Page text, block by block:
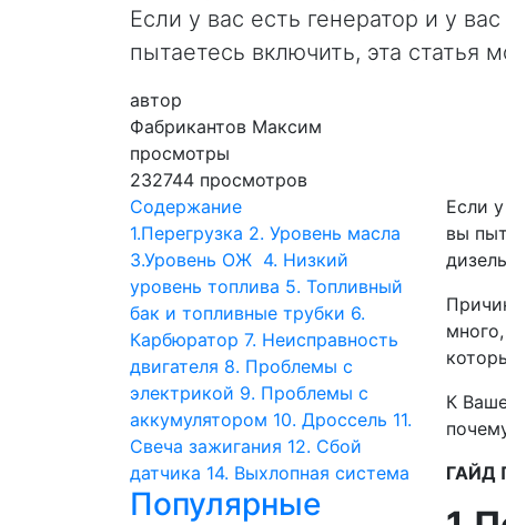
Если у вас есть генератор и у
пытаетесь включить, эта статья
автор
Фабрикантов Максим
просмотры
232744 просмотров
Содержание
1.Перегрузка 2. Уровень масла
3.Уровень ОЖ 4. Низкий
уровень топлива 5. Топливный
бак и топливные трубки 6.
Карбюратор 7. Неисправность
двигателя 8. Проблемы с
электрикой 9. Проблемы с
аккумулятором 10. Дроссель 11.
Свеча зажигания 12. Сбой
датчика 14. Выхлопная система
Популярные
Если
вы
К
ГАЙД